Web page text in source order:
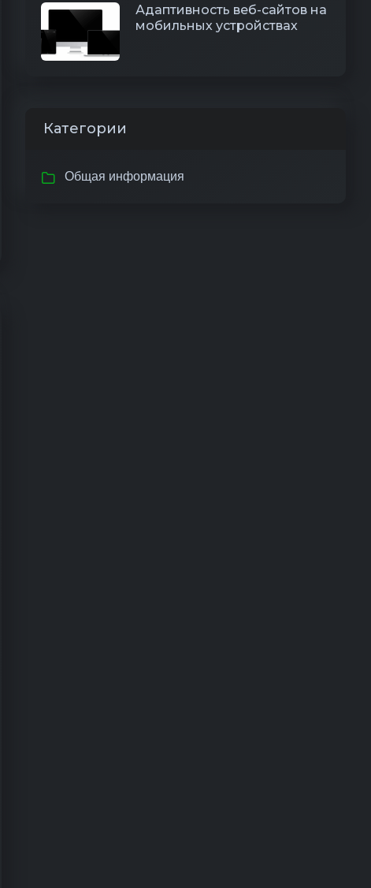
Адаптивность веб-сайтов на
мобильных устройствах
Категории
Общая информация